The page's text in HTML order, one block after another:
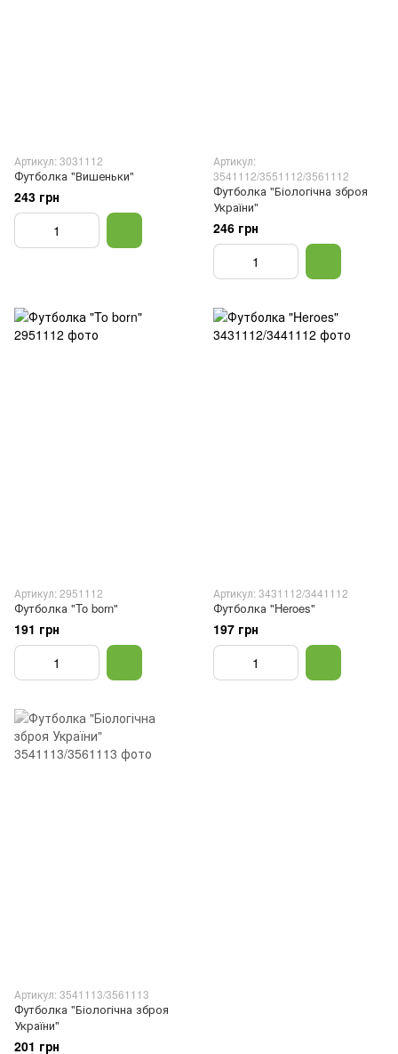
Артикул: 3031112
Футболка "Вишеньки"
243 грн
Артикул:
3541112/3551112/3561112
Футболка "Біологічна зброя
України"
246 грн
Артикул: 2951112
Футболка "To born"
191 грн
Артикул: 3431112/3441112
Футболка "Heroes"
197 грн
Артикул: 3541113/3561113
Футболка "Біологічна зброя
України"
201 грн